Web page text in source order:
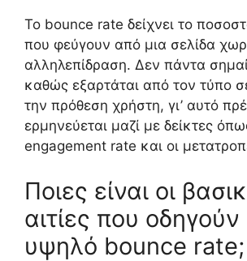
Το bounce rate δείχνει το
που φεύγουν από μια σελίδα
αλληλεπίδραση. Δεν πάντα
καθώς εξαρτάται από τον τύπο
την πρόθεση χρήστη, γι’ αυτό
ερμηνεύεται μαζί με δείκτες
engagement rate και οι
Ποιες είναι οι
αιτίες που οδηγούν
υψηλό bounce rate;